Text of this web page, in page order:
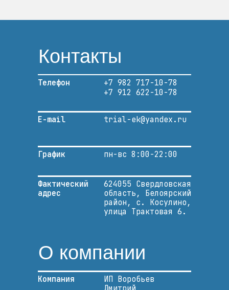
Контакты
О компании
Телефон
+7 982 717-10-78
+7 912 622-10-78
E-mail trial-ek@yandex.ru
График пн-вс 8:00-22:00
Фактический
адрес
624055 Свердловская
область, Белоярский
район, с. Косулино,
улица Трактовая 6.
Компания
ИП Воробьев